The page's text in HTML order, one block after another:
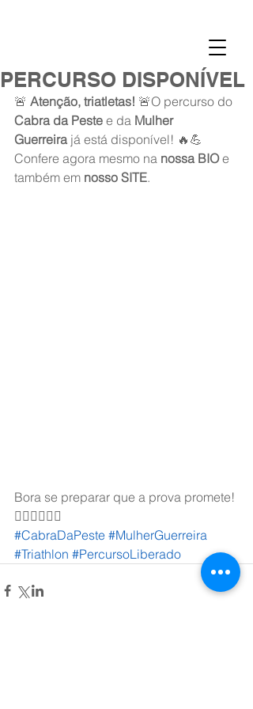
PERCURSO DISPONÍVEL
🚨 Atenção, triatletas! 🚨O percurso do
Cabra da Peste e da Mulher
Guerreira já está disponível! 🔥💪
Confere agora mesmo na nossa BIO e
também em nosso SITE.
Bora se preparar que a prova promete!
🏊‍♂️🚴‍♀️🏃‍♂️
#CabraDaPeste #MulherGuerreira
#Triathlon #PercursoLiberado